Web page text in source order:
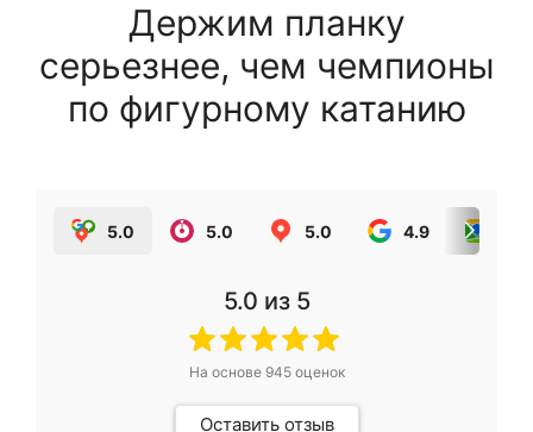
Держим планку
серьезнее, чем чемпионы
по фигурному катанию
5.0 5.0 5.0 4.9
5.0 из 5
На основе 945оценок
Оставить отзыв